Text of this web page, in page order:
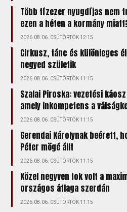
Több tízezer nyugdíjas nem
ezen a héten a kormány
2026.08.06. CSÜTÖRTÖK 12:15
Cirkusz, tánc és különleges
negyed születik
2026.08.06. CSÜTÖRTÖK 11:15
Szalai Piroska: vezetési
amely inkompetens a
2026.08.06. CSÜTÖRTÖK 11:15
Gerendai Károlynak beérett,
Péter mögé állt
2026.08.06. CSÜTÖRTÖK 11:15
Közel negyven fok volt a
országos átlaga szerdán
2026.08.06. CSÜTÖRTÖK 11:15